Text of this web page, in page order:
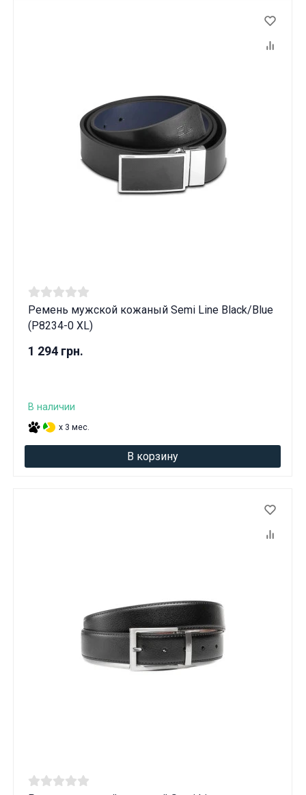
Ремень мужской кожаный Semi Line Black/Blue
(P8234-0 XL)
1 294 грн.
В наличии
x 3 мес.
В корзину